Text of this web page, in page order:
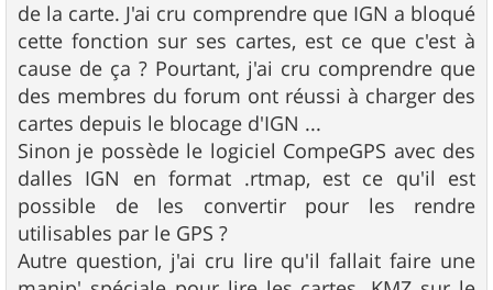
de la carte. J'ai cru comprendre que IGN a bloqué
cette fonction sur ses cartes, est ce que c'est à
cause de ça ? Pourtant, j'ai cru comprendre que
des membres du forum ont réussi à charger des
cartes depuis le blocage d'IGN ...
Sinon je possède le logiciel CompeGPS avec des
dalles IGN en format .rtmap, est ce qu'il est
possible de les convertir pour les rendre
utilisables par le GPS ?
Autre question, j'ai cru lire qu'il fallait faire une